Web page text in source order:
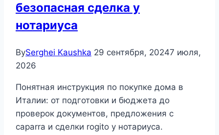
безопасная сделка у
нотариуса
BySerghei Kaushka 29 сентября, 20247 июля,
2026
Понятная инструкция по покупке дома в
Италии: от подготовки и бюджета до
проверок документов, предложения с
caparra и сделки rogito у нотариуса.